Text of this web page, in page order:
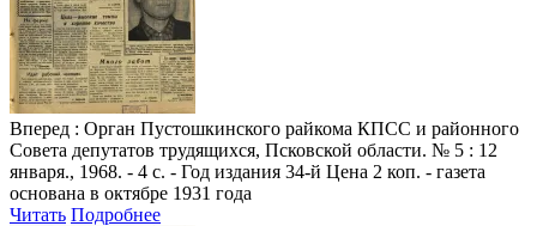
Вперед : Орган Пустошкинского райкома КПСС и районного
Совета депутатов трудящихся, Псковской области. № 5 : 12
января., 1968. - 4 с. - Год издания 34-й Цена 2 коп. - газета
основана в октябре 1931 года
Читать Подробнее